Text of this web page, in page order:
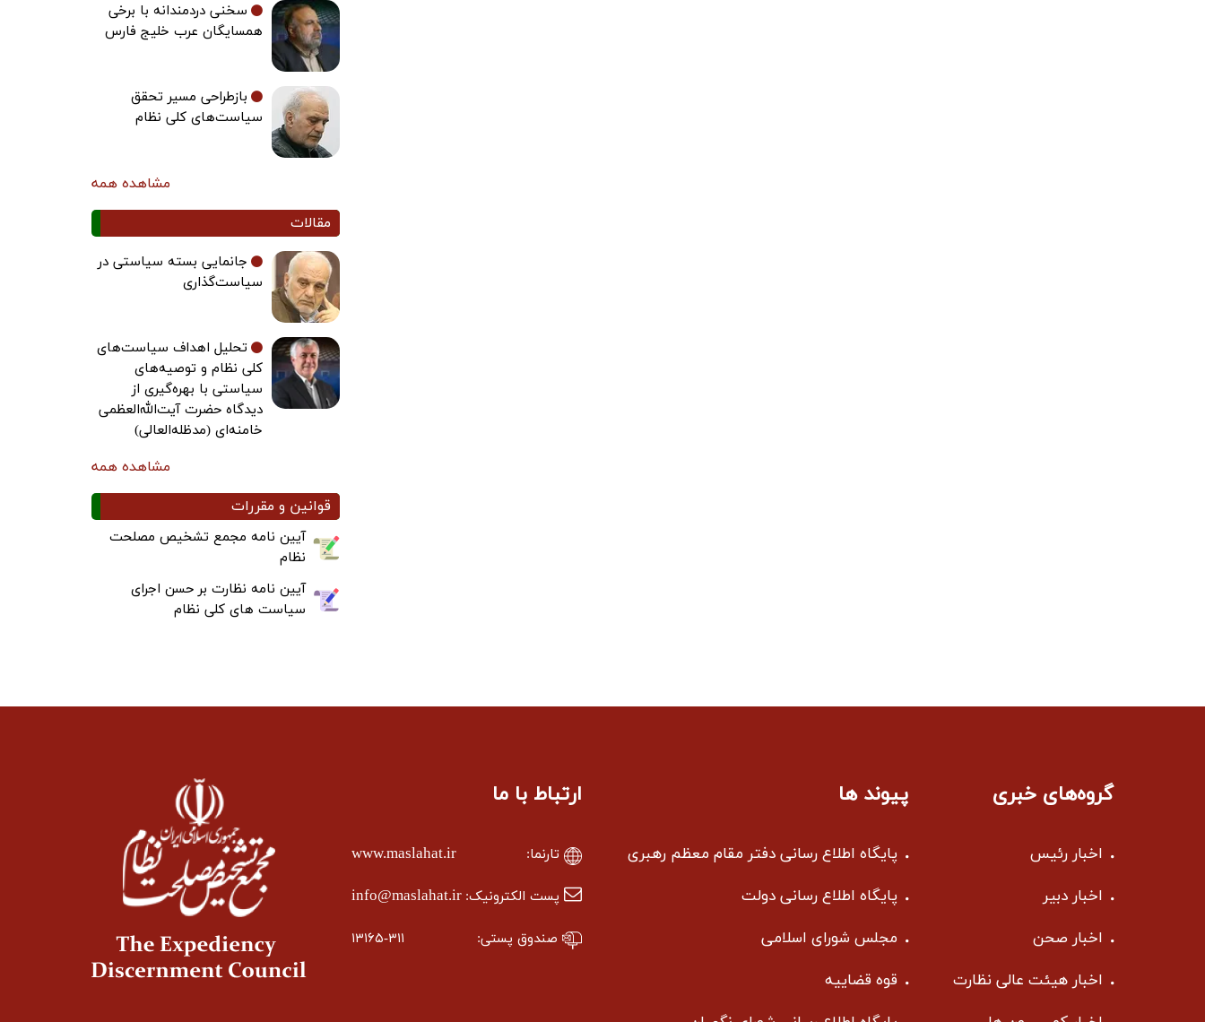
سخنی دردمندانه با برخی
همسایگان عرب خلیج فارس
بازطراحی مسیر تحقق
سیاست‌های کلی نظام
مشاهده همه
مقالات
جانمایی بسته سیاستی در
سیاست‌گذاری
تحلیل اهداف سیاست‌های
کلی نظام و توصیه‌های
سیاستی با بهره‌گیری از
دیدگاه حضرت آیت‌الله‌العظمی
خامنه‌ای (مدظله‌العالی)
مشاهده همه
قوانین و مقررات
آیین نامه مجمع تشخیص مصلحت
نظام
آیین نامه نظارت بر حسن اجرای
سیاست های کلی نظام
گروه‌های خبری
اخبار رئیس
اخبار دبیر
اخبار صحن
اخبار هیئت عالی نظارت
پیوند ها
پایگاه اطلاع رسانی دفتر مقام معظم رهبری
پایگاه اطلاع رسانی دولت
مجلس شورای اسلامی
قوه قضاییه
ارتباط با ما
تارنما: www.maslahat.ir
پست الکترونیک: info@maslahat.ir
صندوق پستی: ۱۳۱۶۵-۳۱۱